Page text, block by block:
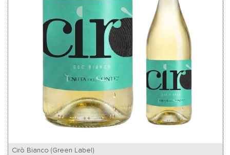
Cirò Bianco (Green Label)